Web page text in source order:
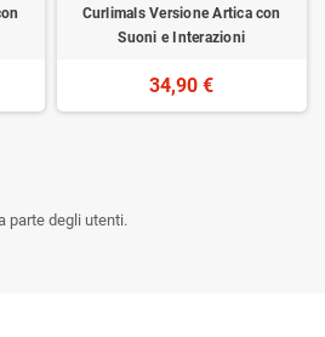
Curlimals Versione Artica con
Suoni e Interazioni
34,90 €
parte degli utenti.